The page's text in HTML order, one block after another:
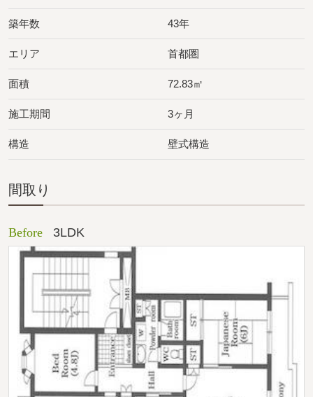
築年数 43年
エリア 首都圏
面積 72.83㎡
施工期間 3ヶ月
構造 壁式構造
間取り
Before 3LDK